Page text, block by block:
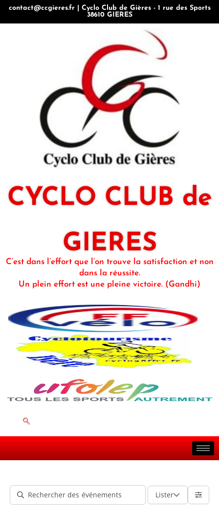
contact@ccgieres.fr | Cyclo Club de Gières - 1 rue des Sports
38610 GIERES
CYCLO CLUB de
GIERES
C’est dans l’effort que l’on trouve la satisfaction et non
dans la réussite.
Un plein effort est une pleine victoire. (Gandhi)
Lister